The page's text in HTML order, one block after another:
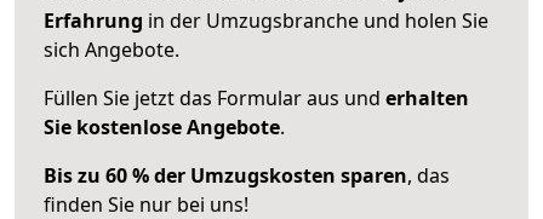
Erfahrung in der Umzugsbranche und holen Sie
sich Angebote.
Füllen Sie jetzt das Formular aus und erhalten
Sie kostenlose Angebote.
Bis zu 60 % der Umzugskosten sparen, das
finden Sie nur bei uns!